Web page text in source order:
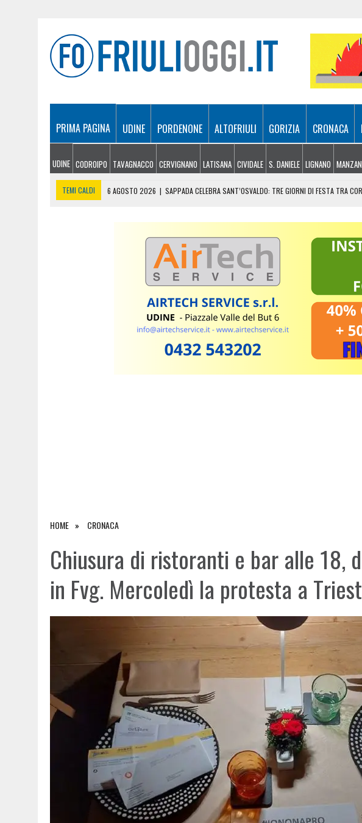
PRIMA PAGINA UDINE PORDENONE ALTOFRIULI GORIZIA CRONACA
UDINE CODROIPO TAVAGNACCO CERVIGNANO LATISANA CIVIDALE S. DANIELE LIGNANO
TEMI CALDI 6 AGOSTO 2026 | SAPPADA CELEBRA SANT’OSVALDO: TRE GIORNI DI FESTA TRA
PRECIPITA COL PARAPENDIO: 25ENNE RESTA SOSPESA A 10 METRI DA TERRA
SALONE DEL LIBRO DI TORINO 2026: QUANDO L’EDITORIA INCONTRA LA
HOME CRONACA
Chiusura di ristoranti e bar alle 18,
in Fvg. Mercoledì la protesta a